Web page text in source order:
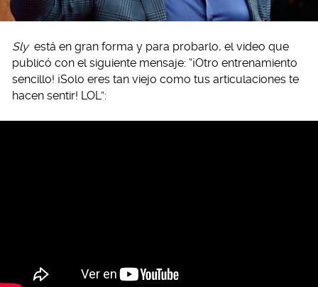
Sly está en gran forma y para probarlo, el video que
publicó con el siguiente mensaje: “¡Otro entrenamiento
sencillo! ¡Solo eres tan viejo como tus articulaciones te
hacen sentir! LOL”: